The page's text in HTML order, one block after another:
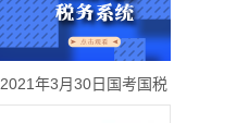
2021年3月30日国考国税